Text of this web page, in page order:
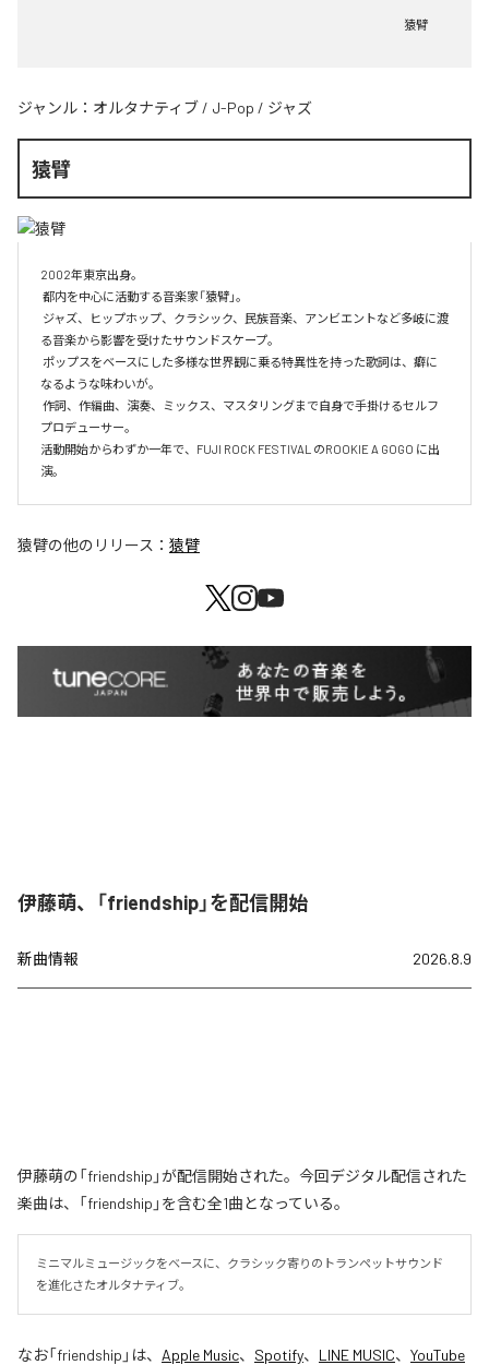
猿臂
ジャンル： オルタナティブ / J-Pop / ジャズ
猿臂
2002年東京出身。
る音楽から影響を受けたサウンドスケープ。
なるような味わいが。
プロデューサー。
活動開始からわずか一年で、FUJI ROCK FESTIVAL のROOKIE A GOGO に出
演。
猿臂の他のリリース： 猿臂
伊藤萌、「friendship」を配信開始
新曲情報 2026.8.9
伊藤萌の「friendship」が配信開始された。今回デジタル配信された
楽曲は、「friendship」を含む全1曲となっている。
ミニマルミュージックをベースに、クラシック寄りのトランペットサウンド
を進化さたオルタナティブ。
なお「friendship 」は、 Apple Music、 Spotify、 LINE MUSIC、 YouTube